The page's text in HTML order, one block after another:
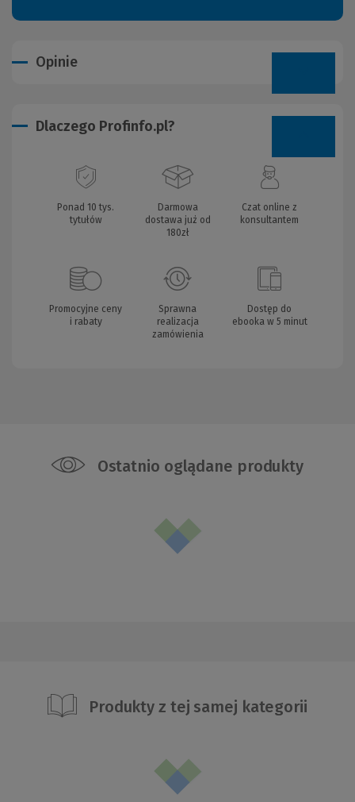
Opinie
Dlaczego Profinfo.pl?
Ponad 10 tys.
tytułów
Darmowa
dostawa już od
180zł
Czat online z
konsultantem
Promocyjne ceny
i rabaty
Sprawna
realizacja
zamówienia
Dostęp do
ebooka w 5 minut
Ostatnio oglądane produkty
Produkty z tej samej kategorii